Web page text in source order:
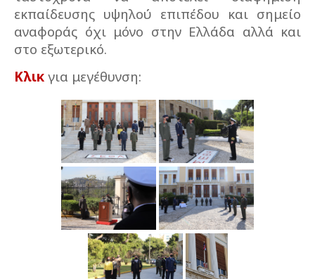
εκπαίδευσης υψηλού επιπέδου και σημείο
αναφοράς όχι μόνο στην Ελλάδα αλλά και
στο εξωτερικό.
Κλικ για μεγέθυνση: